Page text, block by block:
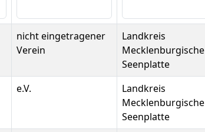
nicht eingetragener
Verein
Landkreis
Mecklenburgische
Seenplatte
e.V.
Landkreis
Mecklenburgische
Seenplatte